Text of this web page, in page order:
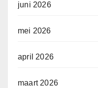
juni 2026
mei 2026
april 2026
maart 2026